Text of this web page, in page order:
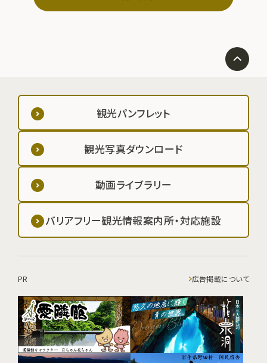
観光パンフレット
観光写真ダウンロード
動画ライブラリー
バリアフリー観光情報案内所・対応施設
PR 広告掲載について